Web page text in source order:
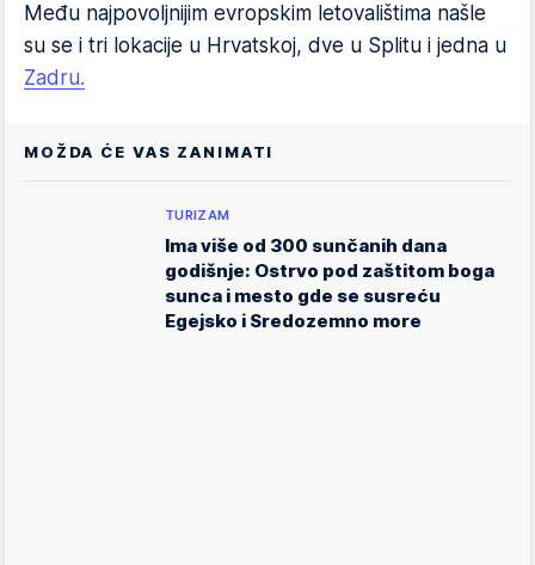
Među najpovoljnijim evropskim letovalištima našle
su se i tri lokacije u Hrvatskoj, dve u Splitu i jedna u
Zadru.
MOŽDA ĆE VAS ZANIMATI
TURIZAM
Ima više od 300 sunčanih dana
godišnje: Ostrvo pod zaštitom boga
sunca i mesto gde se susreću
Egejsko i Sredozemno more